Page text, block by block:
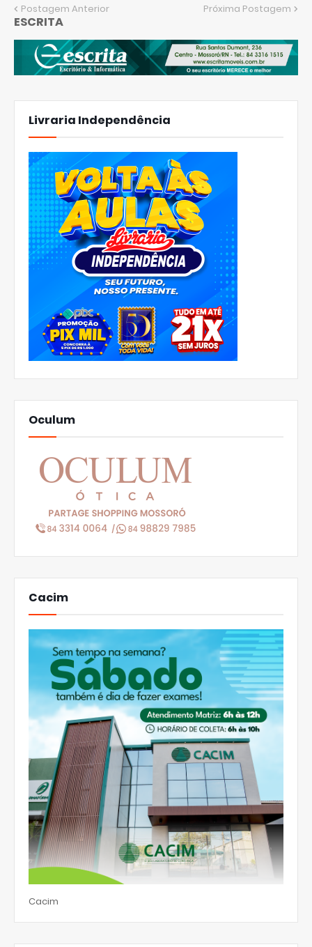
Postagem Anterior Próxima Postagem
ESCRITA
Livraria Independência
Oculum
Cacim
Cacim